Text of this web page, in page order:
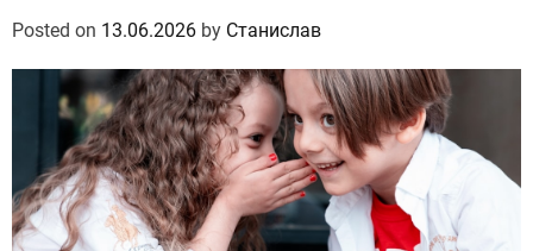
Posted on 13.06.2026 by Станислав